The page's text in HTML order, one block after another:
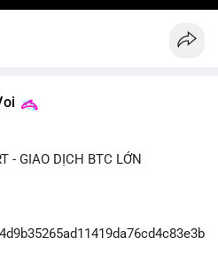
- GIAO DỊCH BTC LỚN